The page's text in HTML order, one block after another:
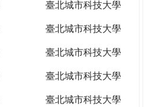
臺北城市科技大學
臺北城市科技大學
臺北城市科技大學
臺北城市科技大學
臺北城市科技大學